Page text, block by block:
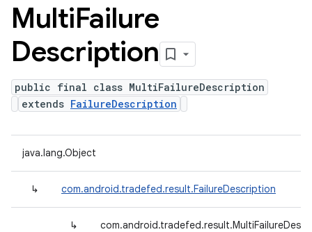
MultiFailure
Description
public final class MultiFailureDescription
extends FailureDescription
java.lang.Object
↳ com.android.tradefed.result.FailureDescription
↳